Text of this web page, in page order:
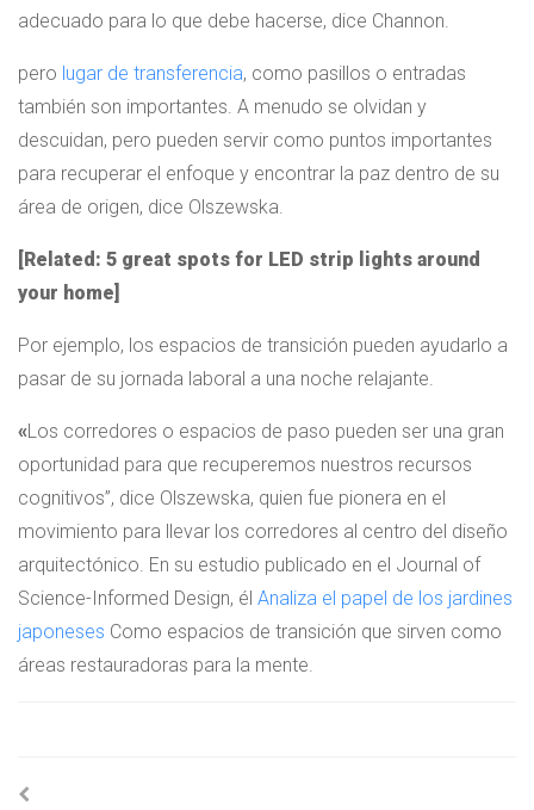
adecuado para lo que debe hacerse, dice Channon.
pero lugar de transferencia, como pasillos o entradas
también son importantes. A menudo se olvidan y
descuidan, pero pueden servir como puntos importantes
para recuperar el enfoque y encontrar la paz dentro de su
área de origen, dice Olszewska.
[Related: 5 great spots for LED strip lights around
your home]
Por ejemplo, los espacios de transición pueden ayudarlo a
pasar de su jornada laboral a una noche relajante.
«Los corredores o espacios de paso pueden ser una gran
oportunidad para que recuperemos nuestros recursos
cognitivos”, dice Olszewska, quien fue pionera en el
movimiento para llevar los corredores al centro del diseño
arquitectónico. En su estudio publicado en el Journal of
Science-Informed Design, él Analiza el papel de los jardines
japoneses Como espacios de transición que sirven como
áreas restauradoras para la mente.
Navigation